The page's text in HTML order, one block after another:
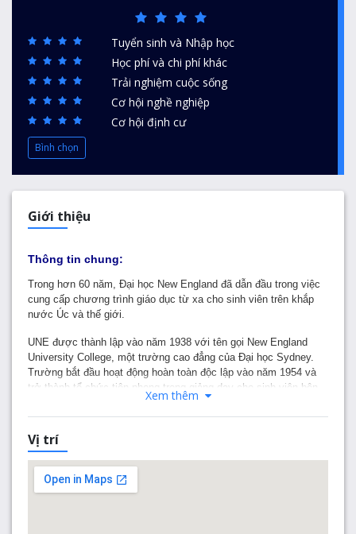
Tuyển sinh và Nhập học
Học phí và chi phí khác
Trải nghiệm cuộc sống
Cơ hội nghề nghiệp
Cơ hội định cư
Bình chọn
Giới thiệu
Thông tin chung:
Trong hơn 60 năm, Đại học New England đã dẫn đầu trong việc
cung cấp chương trình giáo dục từ xa cho sinh viên trên khắp
nước Úc và thế giới.
UNE được thành lập vào năm 1938 với tên gọi New England
University College, một trường cao đẳng của Đại học Sydney.
Trường bắt đầu hoạt động hoàn toàn độc lập vào năm 1954 và
trở thành tổ chức tiên phong trong giảng dạy cho sinh viên bên
ngoài qua thông tin liên lạc, đã giúp UNE trở thành tổ chức giáo
dục từ xa có kinh nghiệm nhất của Australia và bây giờ là giáo
dục trực tuyến.
Chúng tôi nỗ lực hết mình vào tương lai của bạn, cung cấp cho
bạn một cách tiếp cận cá nhân và linh hoạt để học tập. Chúng tôi
cung cấp hơn 200 khóa học hệ đại học, sau đại học và các cấp
Xem thêm
Vị trí